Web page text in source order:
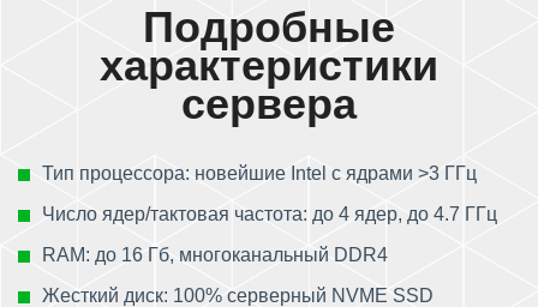
Подробные
характеристики
сервера
Тип процессора: новейшие Intel с ядрами >3 ГГц
Число ядер/тактовая частота: до 4 ядер, до 4.7 ГГц
RAM: до 16 Гб, многоканальный DDR4
Жесткий диск: 100% серверный NVME SSD